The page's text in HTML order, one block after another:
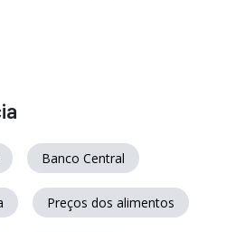
Banco Central
Preços dos alimentos